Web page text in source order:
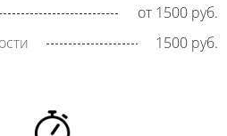
от 1500 руб.
1500 руб.